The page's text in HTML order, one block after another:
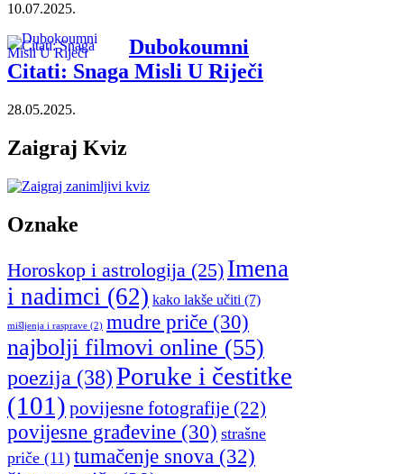
10.07.2025.
Dubokoumni
Citati: Snaga Misli U Riječi
28.05.2025.
Zaigraj Kviz
Oznake
Horoskop i astrologija (25) Imena
i nadimci (62) kako lakše učiti (7)
mišljenja i rasprave (2) mudre priče (30)
najbolji filmovi online (55)
poezija (38)Poruke i čestitke
(101) povijesne fotografije (22)
povijesne građevine (30) strašne
priče (11) tumačenje snova (32)